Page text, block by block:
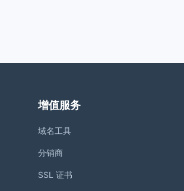
增值服务
域名工具
分销商
SSL 证书